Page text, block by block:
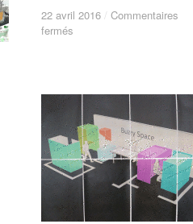
22 avril 2016 / Commentaires
fermés
22 avril 2016 / Commentaires
fermés